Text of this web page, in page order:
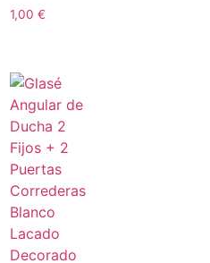
1,00 €